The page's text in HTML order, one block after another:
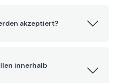
akzeptiert?
innerhalb